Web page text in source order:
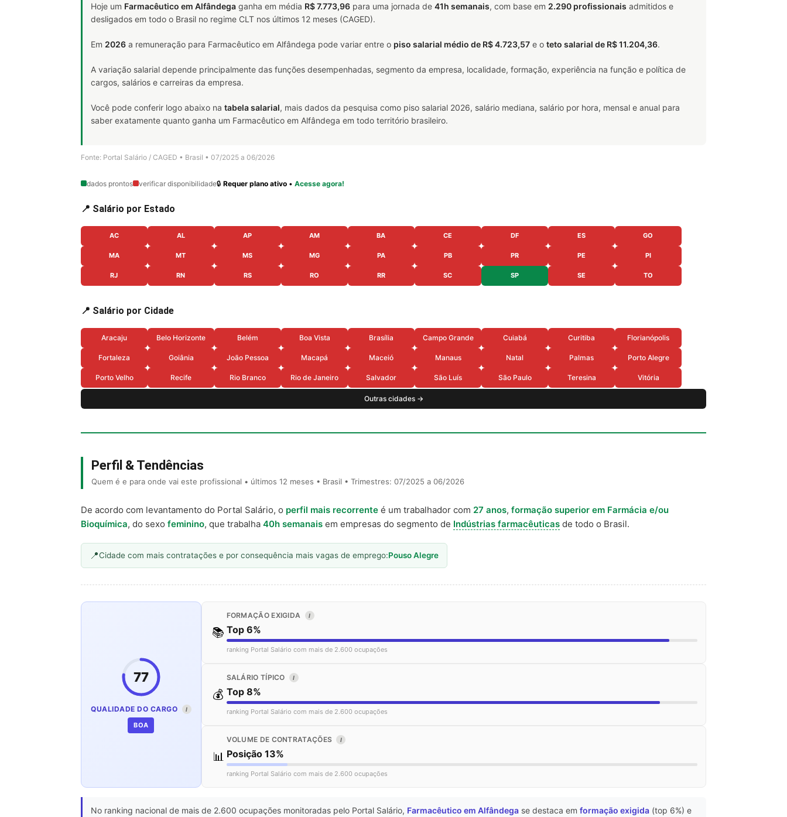
Hoje um Farmacêutico em Alfândega ganha em média R$ 7.773,96 para uma jornada de 41h semanais, com base em 2.290 profissionais admitidos e
desligados em todo o Brasil no regime CLT nos últimos 12 meses (CAGED).
Em 2026 a remuneração para Farmacêutico em Alfândega pode variar entre o piso salarial médio de R$ 4.723,57 e o teto salarial de R$ 11.204,36.
A variação salarial depende principalmente das funções desempenhadas, segmento da empresa, localidade, formação, experiência na função e política de
cargos, salários e carreiras da empresa.
Você pode conferir logo abaixo na tabela salarial, mais dados da pesquisa como piso salarial 2026, salário mediana, salário por hora, mensal e anual para
saber exatamente quanto ganha um Farmacêutico em Alfândega em todo território brasileiro.
Fonte: Portal Salário / CAGED • Brasil • 07/2025 a 06/2026
dados prontos verificar disponibilidade🔒 Requer plano ativo • Acesse agora!
📍 Salário por Estado
AC AL AP AM BA CE DF ES GO
MA MT MS MG PA PB PR PE PI
RJ RN RS RO RR SC SP SE TO
📍 Salário por Cidade
Aracaju Belo Horizonte Belém Boa Vista Brasília Campo Grande Cuiabá Curitiba Florianópolis
Fortaleza Goiânia João Pessoa Macapá Maceió Manaus Natal Palmas Porto Alegre
Porto Velho Recife Rio Branco Rio de Janeiro Salvador São Luís São Paulo Teresina Vitória
Outras cidades →
Perfil & Tendências
Quem é e para onde vai este profissional • últimos 12 meses • Brasil • Trimestres: 07/2025 a 06/2026
De acordo com levantamento do Portal Salário, o perfil mais recorrente é um trabalhador com 27 anos, formação superior em Farmácia e/ou
Bioquímica, do sexo feminino, que trabalha 40h semanais em empresas do segmento de Indústrias farmacêuticas de todo o Brasil.
Cidade com mais contratações e por consequência mais vagas de emprego:Pouso Alegre
77
QUALIDADE DO CARGO I
BOA
📚
FORMAÇÃO EXIGIDA I
Top 6%
ranking Portal Salário com mais de 2.600 ocupações
💰
SALÁRIO TÍPICO I
Top 8%
ranking Portal Salário com mais de 2.600 ocupações
📊
VOLUME DE CONTRATAÇÕES I
Posição 13%
ranking Portal Salário com mais de 2.600 ocupações
No ranking nacional de mais de 2.600 ocupações monitoradas pelo Portal Salário, Farmacêutico em Alfândega se destaca em formação exigida (top 6%) e